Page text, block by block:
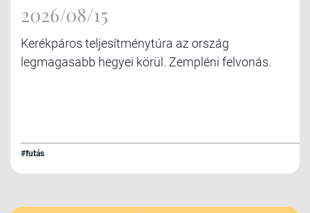
2026/08/15
Kerékpáros teljesítménytúra az ország
legmagasabb hegyei körül. Zempléni felvonás.
#futás